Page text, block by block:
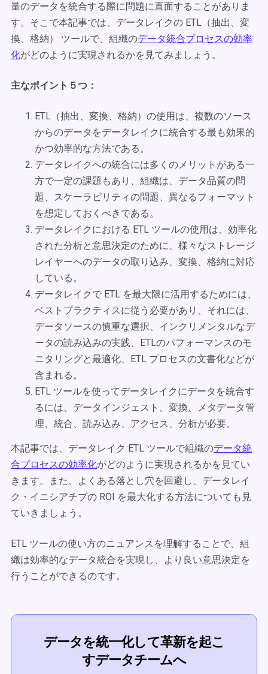
量のデータを統合する際に問題に直面することがありま
す。そこで本記事では、データレイクの ETL（抽出、変
換、格納） ツールで、組織のデータ統合プロセスの効率
化がどのように実現されるかを見てみましょう。
主なポイント５つ：
ETL（抽出、変換、格納）の使用は、複数のソース
からのデータをデータレイクに統合する最も効果的
かつ効率的な方法である。
データレイクへの統合には多くのメリットがある一
方で一定の課題もあり、組織は、データ品質の問
題、スケーラビリティの問題、異なるフォーマット
を想定しておくべきである。
データレイクにおける ETL ツールの使用は、効率化
された分析と意思決定のために、様々なストレージ
レイヤーへのデータの取り込み、変換、格納に対応
している。
データレイクで ETL を最大限に活用するためには、
ベストプラクティスに従う必要があり、それには、
データソースの慎重な選択、インクリメンタルなデ
ータの読み込みの実践、ETLのパフォーマンスのモ
ニタリングと最適化、ETL プロセスの文書化などが
含まれる。
ETL ツールを使ってデータレイクにデータを統合す
るには、データインジェスト、変換、メタデータ管
理、統合、読み込み、アクセス、分析が必要。
本記事では、データレイク ETL ツールで組織のデータ統
合プロセスの効率化がどのように実現されるかを見てい
きます。また、よくある落とし穴を回避し、データレイ
ク・イニシアチブの ROI を最大化する方法についても見
ていきましょう。
ETL ツールの使い方のニュアンスを理解することで、組
織は効率的なデータ統合を実現し、より良い意思決定を
行うことができるのです。
データを統一化して革新を起こ
すデータチームへ